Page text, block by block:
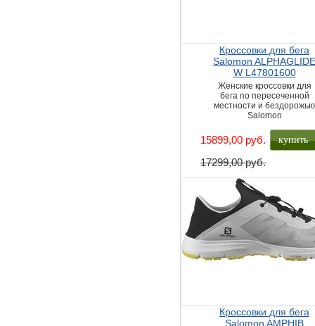
Кроссовки для бега
Salomon
W L47801600
Женские кроссовки для
бега по пересеченной
местности и бездорожью
Salomon
15899,00 руб.
17299,00 руб.
купить
Кроссовки для бега
Salomon AMPHIB